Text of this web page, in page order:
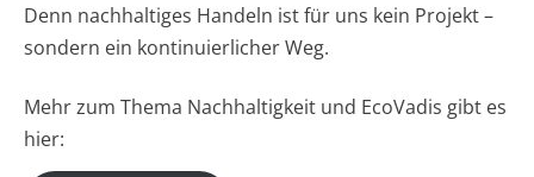
Denn nachhaltiges Handeln ist für uns kein Projekt –
sondern ein kontinuierlicher Weg.
Mehr zum Thema Nachhaltigkeit und EcoVadis gibt es
hier: